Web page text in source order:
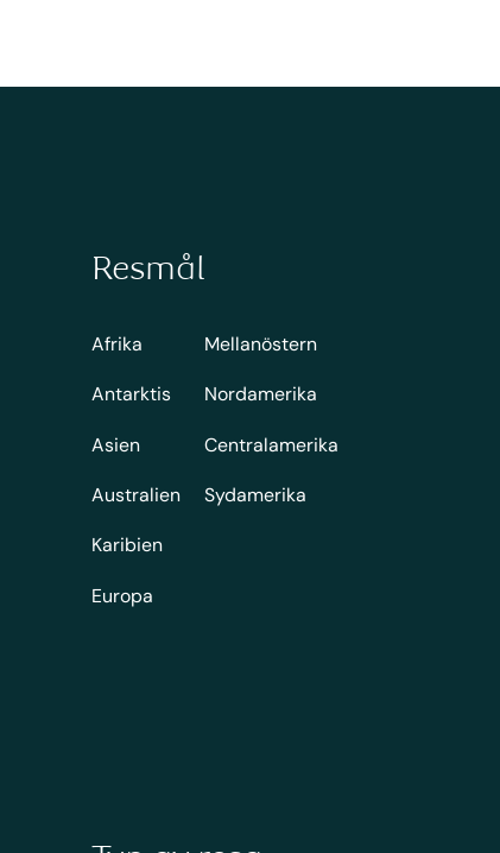
Resmål
Afrika
Antarktis
Asien
Australien
Karibien
Europa
Mellanöstern
Nordamerika
Centralamerika
Sydamerika